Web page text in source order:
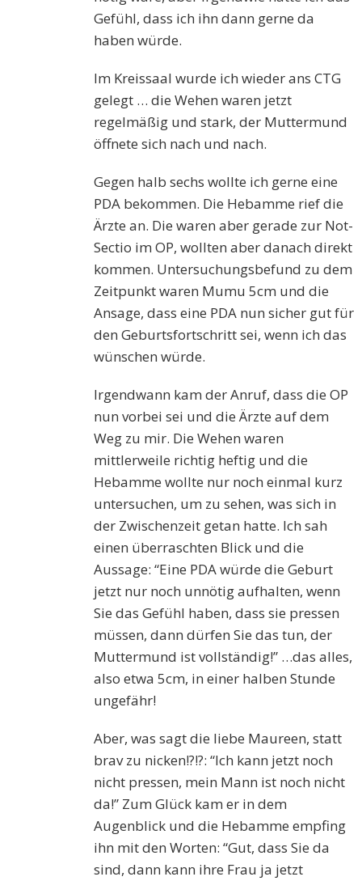
Gefühl, dass ich ihn dann gerne da
haben würde.
Im Kreissaal wurde ich wieder ans CTG
gelegt … die Wehen waren jetzt
regelmäßig und stark, der Muttermund
öffnete sich nach und nach.
Gegen halb sechs wollte ich gerne eine
PDA bekommen. Die Hebamme rief die
Ärzte an. Die waren aber gerade zur Not-
Sectio im OP, wollten aber danach direkt
kommen. Untersuchungsbefund zu dem
Zeitpunkt waren Mumu 5cm und die
Ansage, dass eine PDA nun sicher gut für
den Geburtsfortschritt sei, wenn ichdas
wünschen würde.
Irgendwann kam der Anruf, dass die OP
nun vorbei sei und die Ärzte auf dem
Weg zu mir. Die Wehen waren
mittlerweile richtig heftig und die
Hebamme wollte nur noch einmal kurz
untersuchen, um zu sehen, was sich in
der Zwischenzeit getan hatte. Ich sah
einen überraschten Blick und die
Aussage: “Eine PDA würde die Geburt
jetzt nur noch unnötig aufhalten, wenn
Sie das Gefühl haben, dass sie pressen
müssen, dann dürfen Sie das tun, der
Muttermund ist vollständig!” …das alles,
also etwa 5cm, in einer halben Stunde
ungefähr!
Aber, was sagt die liebe Maureen, statt
brav zu nicken!?!?: “Ich kann jetzt noch
nicht pressen, mein Mann ist noch nicht
da!” Zum Glück kam er in dem
Augenblick und die Hebamme empfing
ihn mit den Worten: “Gut, dass Sie da
sind, dann kann ihre Frau ja jetzt